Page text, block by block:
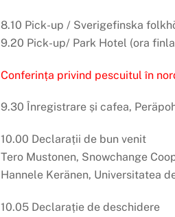
8.10 Pick-up / Sverigefinska
9.20 Pick-up/ Park Hotel (ora
Conferința privind pescuitul în
9.30 Înregistrare și cafea,
10.00 Declarații de bun venit
Tero Mustonen, Snowchange
Hannele Keränen, Universitatea
10.05 Declarație de deschidere